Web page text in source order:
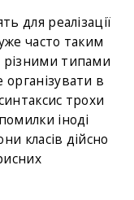
для реалізації
часто таким
типами
в
трохи
іноді
класів дійсно